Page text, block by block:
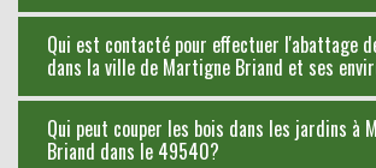
Qui est contacté pour effectuer l'abattage
dans la ville de Martigne Briand et ses
Qui peut couper les bois dans les jardins à
Briand dans le 49540?